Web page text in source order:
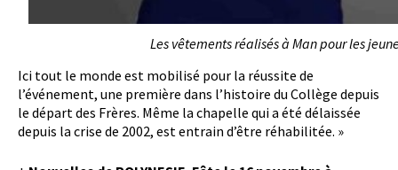
Les vêtements réalisés à Man pour les
Ici tout le monde est mobilisé pour la réussite de
l’événement, une première dans l’histoire du Collège depuis
le départ des Frères. Même la chapelle qui a été délaissée
depuis la crise de 2002, est entrain d’être réhabilitée. »